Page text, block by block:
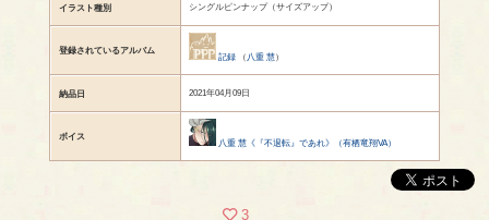
イラスト種別 シングルピンナップ（サイズアップ）
登録されているアルバム
記録（ 八重 慧）
納品日 2021年04月09日
ボイス
八重 慧《『不退転』であれ》（有栖竜翔VA）
3